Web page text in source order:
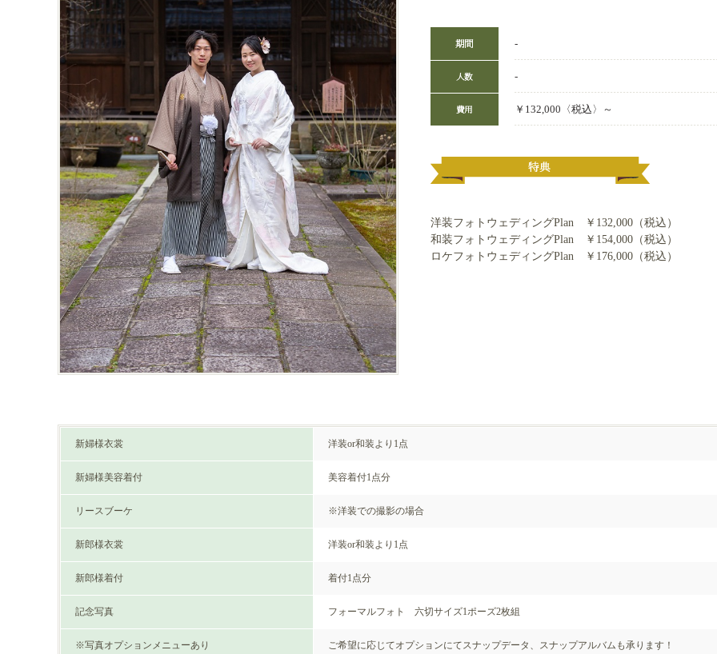
‐
‐
￥132,000〈税込〉～
洋装フォトウェディングPlan ￥132,000（税込）
和装フォトウェディングPlan ￥154,000（税込）
ロケフォトウェディングPlan ￥176,000（税込）
新婦様衣裳 洋装or和装より1点
新婦様美容着付 美容着付1点分
リースブーケ ※洋装での撮影の場合
新郎様衣裳 洋装or和装より1点
新郎様着付 着付1点分
記念写真 フォーマルフォト 六切サイズ1ポーズ2枚組
※写真オプションメニューあり ご希望に応じてオプションにてスナップデータ、スナップアルバムも承ります！